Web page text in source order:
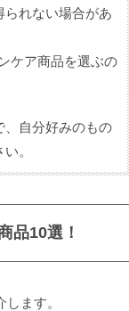
られない場合があ
ケア商品を選ぶの
、自分好みのもの
。
品10選！
ます。